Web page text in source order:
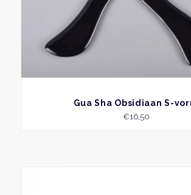
BEKIJK
Gua Sha Obsidiaan S-
€16,50